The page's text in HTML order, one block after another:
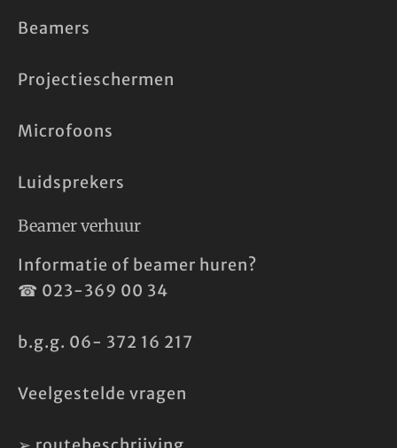
Beamers
Projectieschermen
Microfoons
Luidsprekers
Beamer verhuur
Informatie of beamer huren?
☎ 023-369 00 34
b.g.g. 06- 372 16 217
Veelgestelde vragen